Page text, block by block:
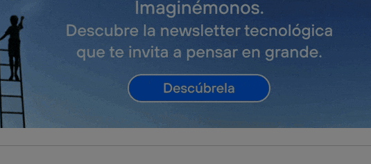
conecte su dispositivo y consienta el uso de la tecnología recibirá el mismo
Típicamente:
Si utilizas una
conexión de banda ancha(p. ej., Wi-Fi), el marketing o análisis se
realizará en función de las actividades de navegación de los miembros del
hayan dado su consentimiento.
Si utilizas
, el marketing será más personalizado, ya que se basará
únicamente en la navegación del usuario del móvil.
Puedes gestionar los consentimientos Utiq seleccionando “Administrar Utiq” en la
Para más información, consulta la política de privacidad de Utiq.